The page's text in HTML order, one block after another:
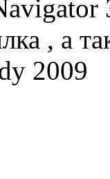
, а
2009